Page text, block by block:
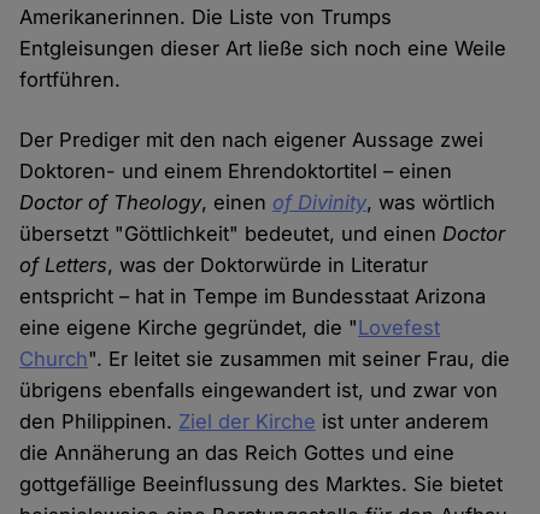
Amerikanerinnen. Die Liste von Trumps
Entgleisungen dieser Art ließe sich noch eine Weile
fortführen.
Der Prediger mit den nach eigener Aussage zwei
Doktoren- und einem Ehrendoktortitel – einen
Doctor of Theology, einen of Divinity, was wörtlich
übersetzt "Göttlichkeit" bedeutet, und einenDoctor
of Letters, was der Doktorwürde in Literatur
entspricht – hat in Tempe im Bundesstaat Arizona
eine eigene Kirche gegründet, die "Lovefest
Church". Er leitet sie zusammen mit seiner Frau, die
übrigens ebenfalls eingewandert ist, und zwar von
den Philippinen. Ziel der Kirche ist unter anderem
die Annäherung an das Reich Gottes und eine
gottgefällige Beeinflussung des Marktes. Sie bietet